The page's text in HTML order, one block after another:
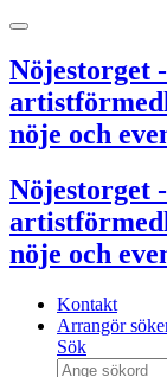
Nöjestorget
nöje och
Nöjestorget
nöje och
Kontakt
Arrangör
Sök